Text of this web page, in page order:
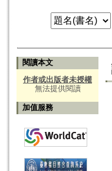
閱讀本文
作者或出版者未授權
無法提供閱讀
加值服務